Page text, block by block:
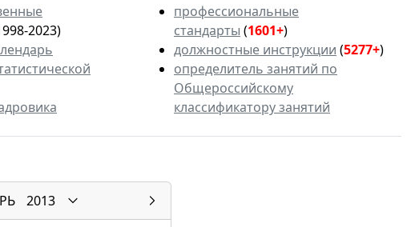
2023)
профессиональные
стандарты (1601+)
должностные инструкции (5277+)
определитель занятий по
Общероссийскому
классификатору занятий
2013